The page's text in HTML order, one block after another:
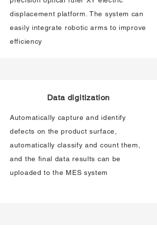
displacement platform. The system can
easily integrate robotic arms to improve
efficiency
Data digitization
Automatically capture and identify
defects on the product surface,
automatically classify and count them,
and the final data results can be
uploaded to the MES system